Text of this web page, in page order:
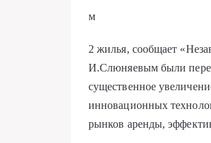
м
2 жилья, сообщает
И.Слюняевым были
существенное
инновационных
рынков аренды,